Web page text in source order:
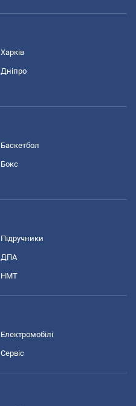
Харків
Дніпро
Баскетбол
Бокс
Підручники
ДПА
НМТ
Електромобілі
Сервіс